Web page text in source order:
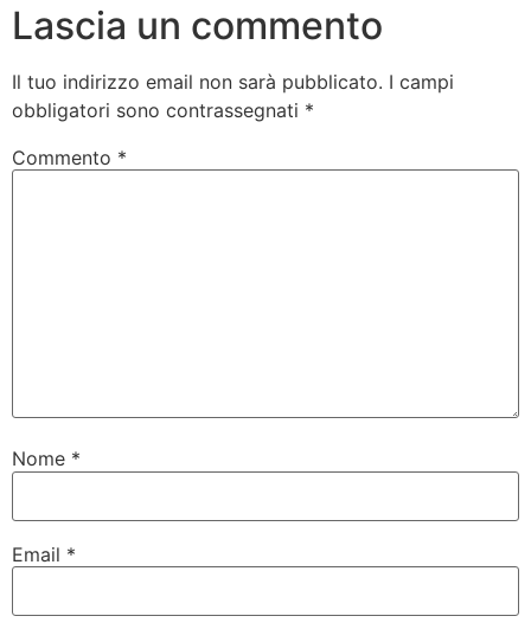
Lascia un commento
Il tuo indirizzo email non sarà pubblicato. I campi
obbligatori sono contrassegnati *
Commento *
Nome *
Email *